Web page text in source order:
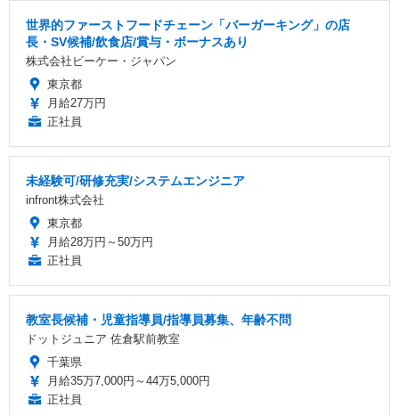
世界的ファーストフードチェーン「バーガーキング」の店
長・SV候補/飲食店/賞与・ボーナスあり
株式会社ビーケー・ジャパン
東京都
月給27万円
正社員
未経験可/研修充実/システムエンジニア
infront株式会社
東京都
月給28万円～50万円
正社員
教室長候補・児童指導員/指導員募集、年齢不問
ドットジュニア 佐倉駅前教室
千葉県
月給35万7,000円～44万5,000円
正社員